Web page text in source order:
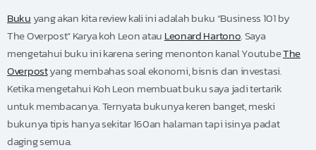
Buku yang akan kita review kali ini adalah buku “Business 101 by
The Overpost” Karya koh Leon atau Leonard Hartono. Saya
mengetahui buku ini karena sering menonton kanal YoutubeThe
Overpostyang membahas soal ekonomi, bisnis dan investasi.
Ketika mengetahui Koh Leon membuat buku saya jadi tertarik
untuk membacanya. Ternyata bukunya keren banget, meski
bukunya tipis hanya sekitar 160an halaman tapi isinya padat
daging semua.